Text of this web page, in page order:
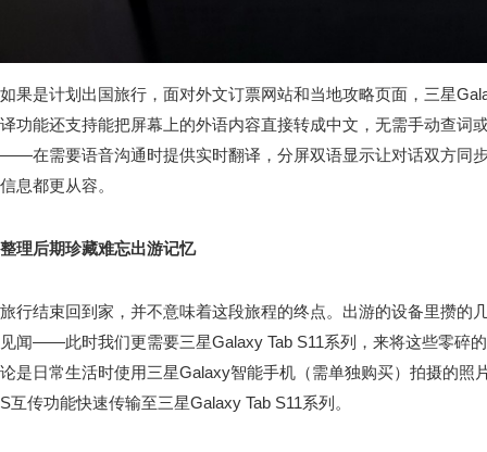
如果是计划出国旅行，面对外文订票网站和当地攻略页面，三星
译功能还支持能把屏幕上的外语内容直接转成中文，无需手动查词
——在需要语音沟通时提供实时翻译，分屏双语显示让对话双方同
信息都更从容。
整理后期珍藏难忘出游记忆
旅行结束回到家，并不意味着这段旅程的终点。出游的设备里攒的
见闻——此时我们更需要三星Galaxy Tab S11系列，来将这些零碎
论是日常生活时使用三星Galaxy智能手机（需单独购买）拍摄的照
S互传功能快速传输至三星Galaxy Tab S11系列。